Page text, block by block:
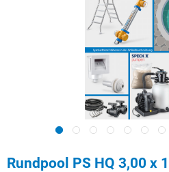
Rundpool PS HQ 3,00 x